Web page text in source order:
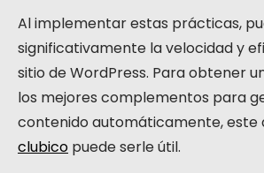
Al implementar estas prácticas,
significativamente la velocidad y
sitio de WordPress. Para obtener
los mejores complementos para
contenido automáticamente, este
clubico puede serle útil.